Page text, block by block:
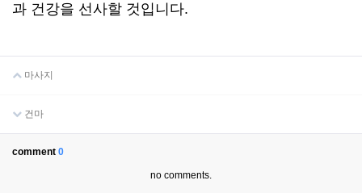
과 건강을 선사할 것입니다.
마사지
건마
comment 0
no comments.